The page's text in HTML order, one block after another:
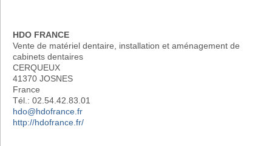
HDO FRANCE
Vente de matériel dentaire, installation et aménagement de
cabinets dentaires
CERQUEUX
41370 JOSNES
France
Tél.: 02.54.42.83.01
hdo@hdofrance.fr
http://hdofrance.fr/